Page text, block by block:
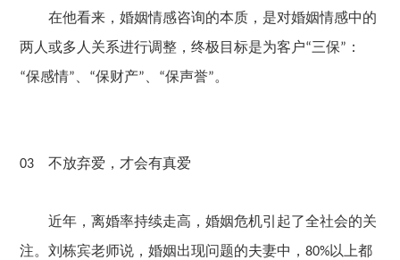
在他看来，婚姻情感咨询的本质 ， 是对婚姻情感中的
两人或多人关系进行调整，终极目标是为客户“三保” ：
“保感情” “保财产” “保声誉”。
03不放弃爱，才会有真爱
近年 ，离婚率持续走高，婚姻危机引起了全社会的关
注。刘栋宾老师说 ，婚姻出现问题的夫妻中，80%以上都